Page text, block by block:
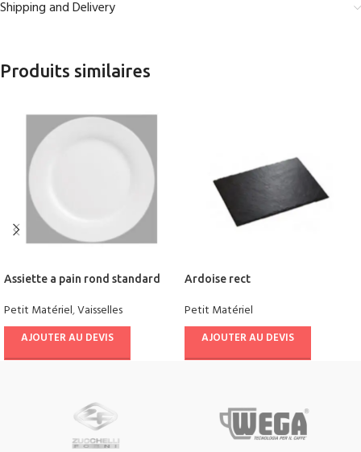
Shipping and Delivery
Produits similaires
Assiette a pain rond standard
Petit Matériel,Vaisselles
AJOUTER AU DEVIS
Ardoise rect
Petit Matériel
AJOUTER AU DEVIS